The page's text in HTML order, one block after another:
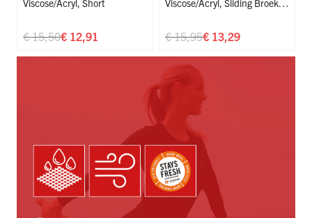
Viscose/acryl, Short
€ 12,91
€ 15,50
Viscose/acryl, Sliding Broekje,
€ 13,29
€ 15,95